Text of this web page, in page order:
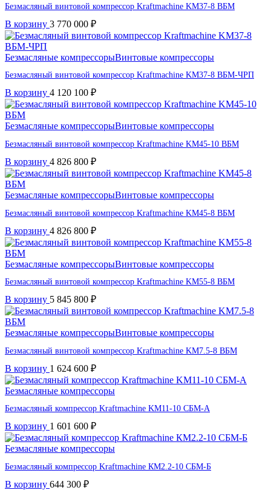
Безмасляный винтовой компрессор Kraftmaсhine KM37-8 ВБМ
В корзину 3 770 000 ₽
Безмасляные компрессорыВинтовые компрессоры
Безмасляный винтовой компрессор Kraftmaсhine KM37-8 ВБМ-ЧРП
В корзину 4 120 100 ₽
Безмасляные компрессорыВинтовые компрессоры
Безмасляный винтовой компрессор Kraftmaсhine KM45-10 ВБМ
В корзину 4 826 800 ₽
Безмасляные компрессорыВинтовые компрессоры
Безмасляный винтовой компрессор Kraftmaсhine KM45-8 ВБМ
В корзину 4 826 800 ₽
Безмасляные компрессорыВинтовые компрессоры
Безмасляный винтовой компрессор Kraftmaсhine KM55-8 ВБМ
В корзину 5 845 800 ₽
Безмасляные компрессорыВинтовые компрессоры
Безмасляный винтовой компрессор Kraftmaсhine KM7.5-8 ВБМ
В корзину 1 624 600 ₽
Безмасляные компрессоры
Безмасляный компрессор Kraftmaсhine KM11-10 СБМ-А
В корзину 1 601 600 ₽
Безмасляные компрессоры
Безмасляный компрессор Kraftmaсhine КМ2.2-10 СБМ-Б
В корзину 644 300 ₽